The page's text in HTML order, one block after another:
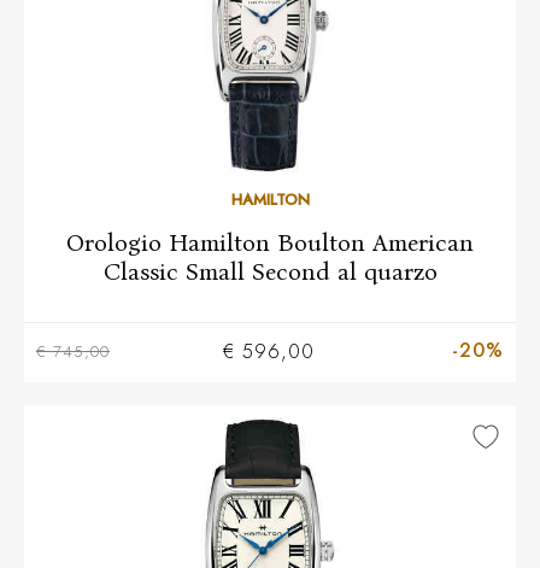
HAMILTON
Orologio Hamilton Boulton American
Classic Small Second al quarzo
€ 745,00 € 596,00 -20%